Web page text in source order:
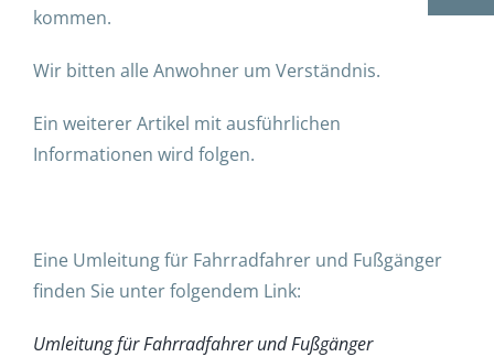
kommen.
Wir bitten alle Anwohner um Verständnis.
Ein weiterer Artikel mit ausführlichen
Informationen wird folgen.
Eine Umleitung für Fahrradfahrer und Fußgänger
finden Sie unter folgendem Link:
Umleitung für Fahrradfahrer und Fußgänger